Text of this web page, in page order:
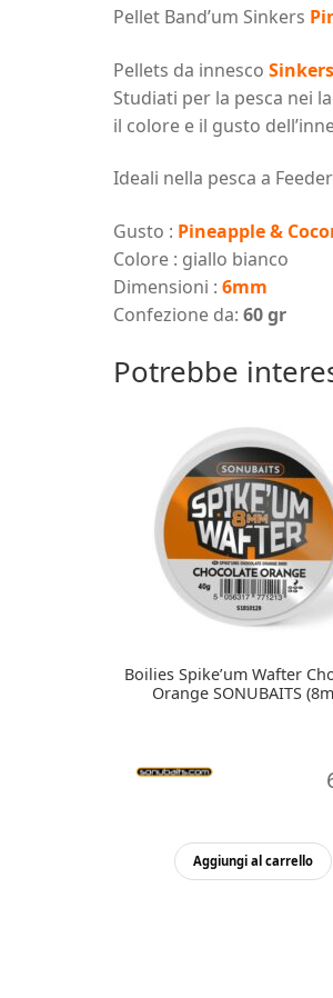
Pellet Band’um Sinkers
Pellets da innesco Sinkers
Studiati per la pesca nei
il colore e il gusto
Ideali nella pesca a
Gusto : Pineapple &
Colore : giallo bianco
Dimensioni : 6mm
Confezione da: 60 gr
Potrebbe
Boilies Spike’um Wafter
Orange SONUBAITS
Aggiungi al carrello